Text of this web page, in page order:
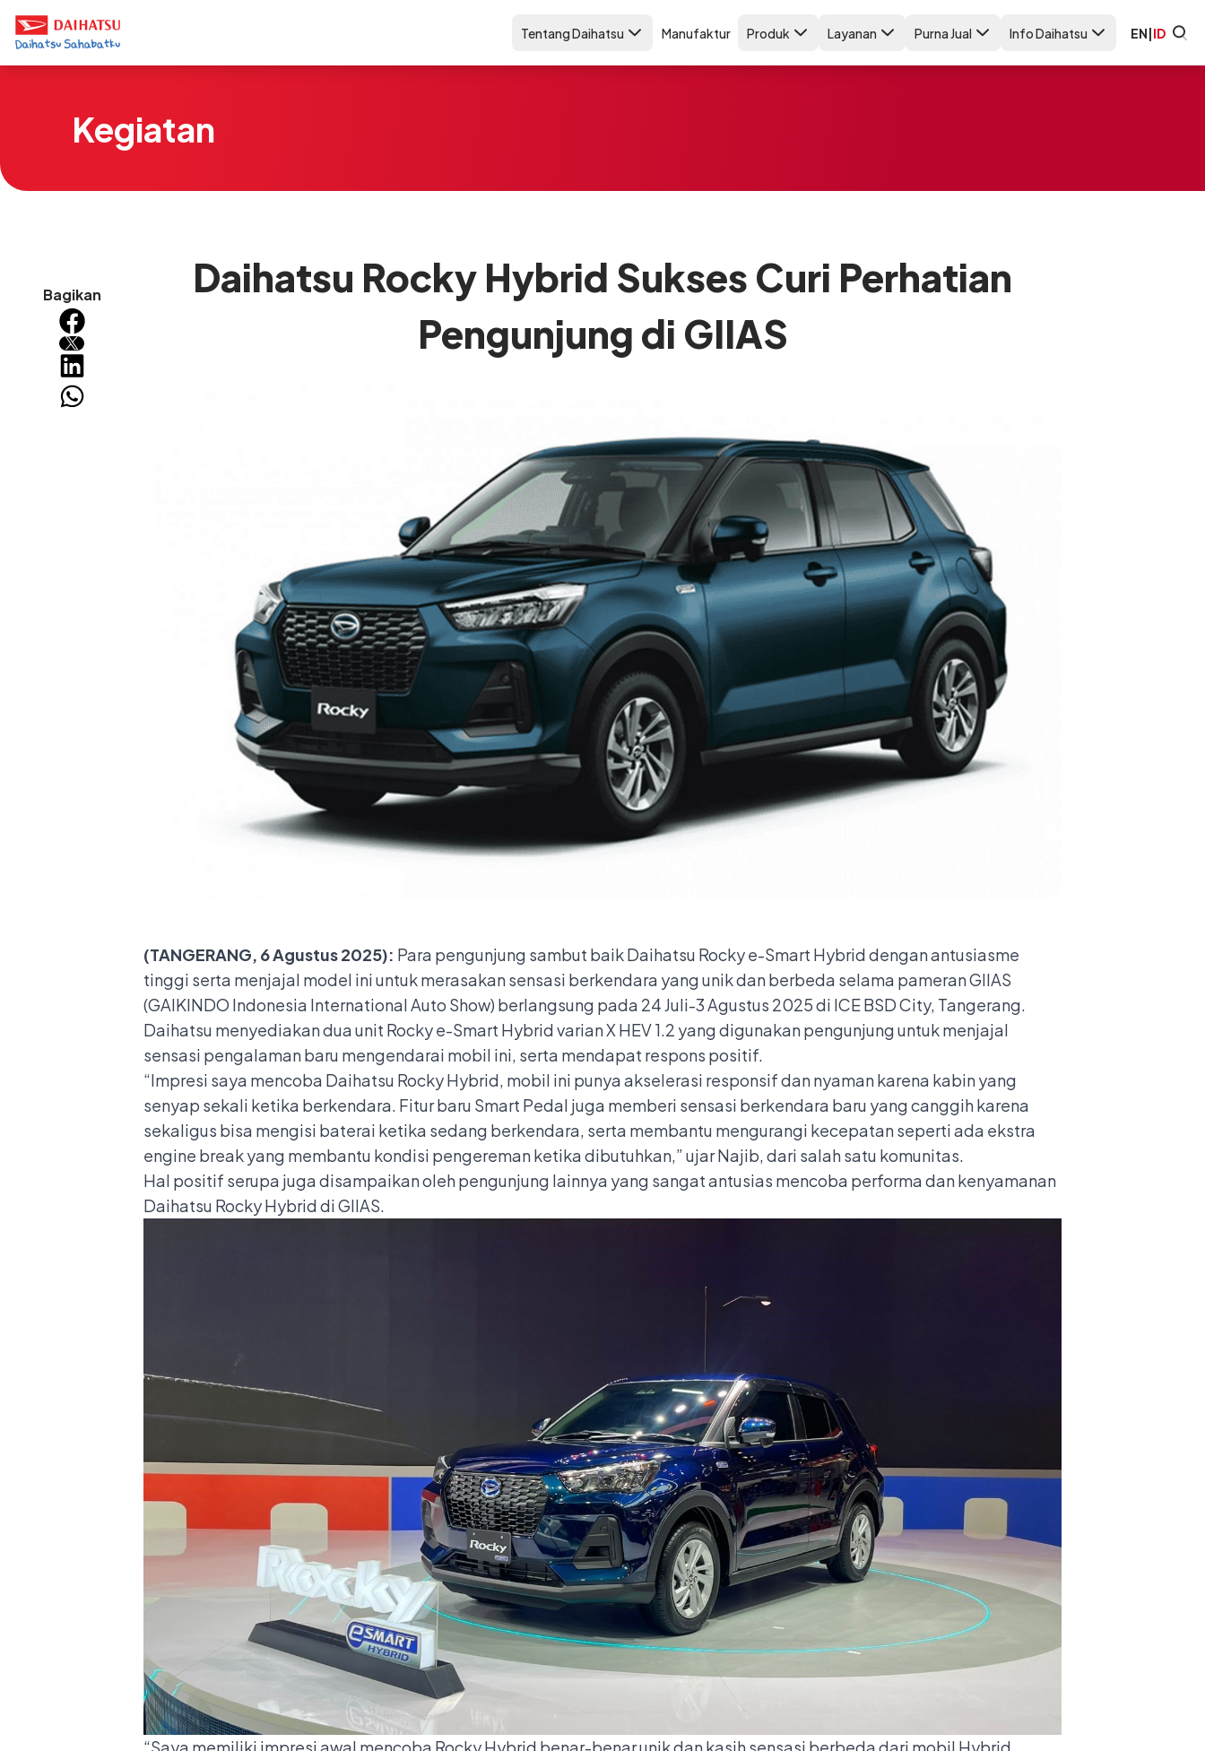
Tentang Daihatsu Manufaktur Produk Layanan Purna Jual Info Daihatsu EN|ID
Kegiatan
Bagikan
Daihatsu Rocky Hybrid Sukses Curi Perhatian
Pengunjung di GIIAS
(TANGERANG, 6 Agustus 2025): Para pengunjung sambut baik Daihatsu Rocky e-Smart Hybrid dengan antusiasme
tinggi serta menjajal model ini untuk merasakan sensasi berkendara yang unik dan berbeda selama pameran GIIAS
(GAIKINDO Indonesia International Auto Show) berlangsung pada 24 Juli-3 Agustus 2025 di ICE BSD City, Tangerang.
Daihatsu menyediakan dua unit Rocky e-Smart Hybrid varian X HEV 1.2 yang digunakan pengunjung untuk menjajal
sensasi pengalaman baru mengendarai mobil ini, serta mendapat respons positif.
“Impresi saya mencoba Daihatsu Rocky Hybrid, mobil ini punya akselerasi responsif dan nyaman karena kabin yang
senyap sekali ketika berkendara. Fitur baru Smart Pedal juga memberi sensasi berkendara baru yang canggih karena
sekaligus bisa mengisi baterai ketika sedang berkendara, serta membantu mengurangi kecepatan seperti ada ekstra
engine break yang membantu kondisi pengereman ketika dibutuhkan,” ujar Najib, dari salah satu komunitas.
Hal positif serupa juga disampaikan oleh pengunjung lainnya yang sangat antusias mencoba performa dan kenyamanan
Daihatsu Rocky Hybrid di GIIAS.